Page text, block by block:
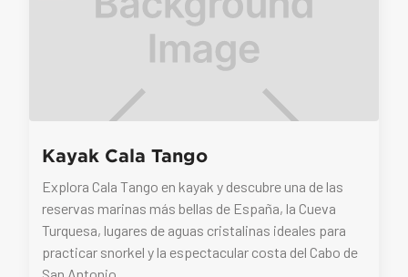
Kayak Cala Tango
Explora Cala Tango en kayak y descubre una de las
reservas marinas más bellas de España, la Cueva
Turquesa, lugares de aguas cristalinas ideales para
practicar snorkel y la espectacular costa del Cabo de
San Antonio.